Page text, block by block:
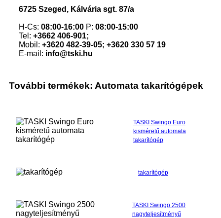
6725 Szeged, Kálvária sgt. 87/a
H-Cs: 08:00-16:00 P: 08:00-15:00
Tel: +3662 406-901;
Mobil: +3620 482-39-05; +3620 330 57 19
E-mail: info@tski.hu
További termékek: Automata takarítógépek
TASKI Swingo Euro
kisméretű automata
takarítógép
takarítógép
TASKI Swingo 2500
nagyteljesítményű